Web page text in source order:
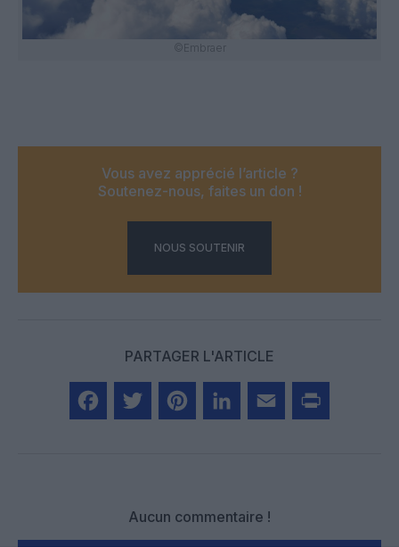
©Embraer
Vous avez apprécié l’article ?
Soutenez-nous, faites un don !
NOUS SOUTENIR
PARTAGER L'ARTICLE
Aucun commentaire !